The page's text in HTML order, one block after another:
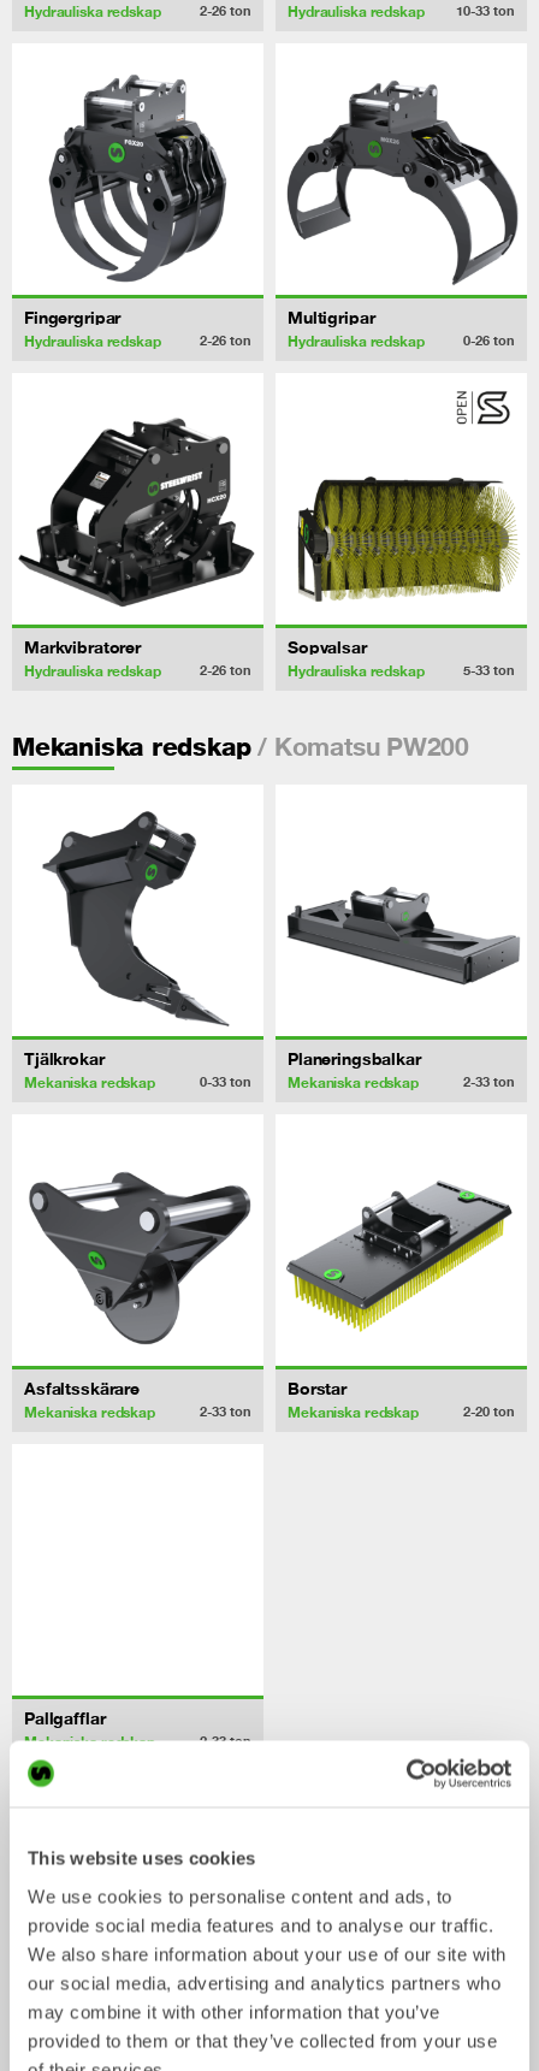
This website uses cookies
We use cookies to personalise content and ads, to
provide social media features and to analyse our traffic.
We also share information about your use of our site with
our social media, advertising and analytics partners who
may combine it with other information that you’ve
provided to them or that they’ve collected from your use
Hydrauliska redskap 2-26 ton Hydrauliska redskap 10-33 ton
Fingergripar
Hydrauliska redskap 2-26 ton
Multigripar
Hydrauliska redskap 0-26 ton
Markvibratorer
Hydrauliska redskap 2-26 ton
Sopvalsar
Hydrauliska redskap 5-33 ton
Mekaniska redskap/ Komatsu PW200
Tjälkrokar
Mekaniska redskap 0-33 ton
Planeringsbalkar
Mekaniska redskap 2-33 ton
Asfaltsskärare
Mekaniska redskap 2-33 ton
Borstar
Mekaniska redskap 2-20 ton
Pallgafflar
Mekaniska redskap 2-33ton